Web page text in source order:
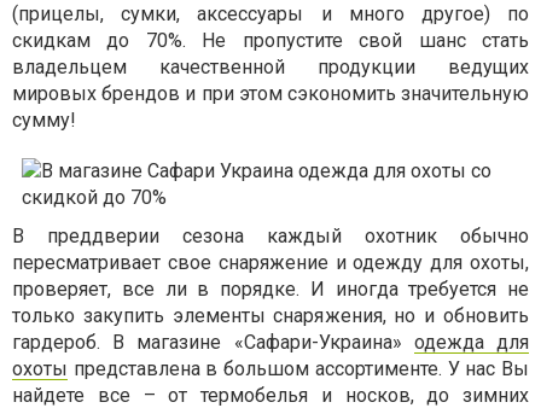
(прицелы, сумки, аксессуары и много другое) по
скидкам до 70%. Не пропустите свой шанс стать
владельцем качественной продукции ведущих
мировых брендов и при этом сэкономить значительную
сумму!
В преддверии сезона каждый охотник обычно
пересматривает свое снаряжение и одежду для охоты,
проверяет, все ли в порядке. И иногда требуется не
только закупить элементы снаряжения, но и обновить
гардероб. В магазине «Сафари-Украина» одежда для
охоты представлена в большом ассортименте. У нас Вы
найдете все – от термобелья и носков, до зимних